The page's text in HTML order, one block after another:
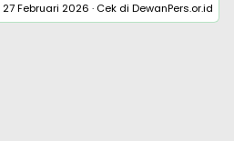
27 Februari 2026 · Cek di DewanPers.or.id